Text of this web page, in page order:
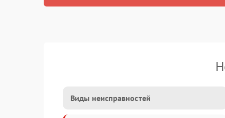
Виды неисправностей